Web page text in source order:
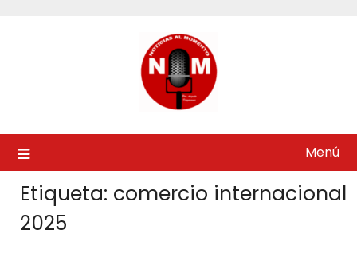
Menú
Etiqueta: comercio internacional
2025